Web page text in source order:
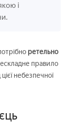
і
ретельно
правило
небезпечної